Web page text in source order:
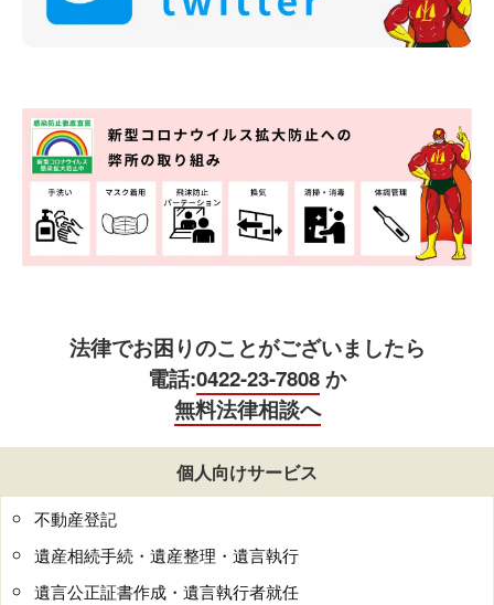
法律でお困りのことがございましたら
電話:0422-23-7808か
無料法律相談へ
個人向けサービス
不動産登記
遺産相続手続・遺産整理・遺言執行
遺言公正証書作成・遺言執行者就任